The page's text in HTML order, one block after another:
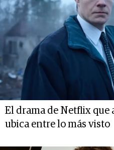
El drama de Netflix que
ubica entre lo más visto